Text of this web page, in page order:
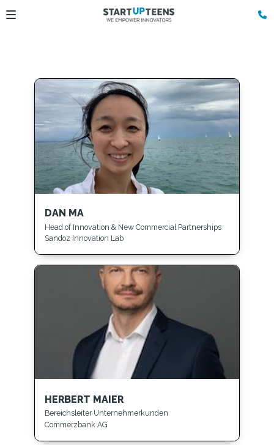
DAN MA
Head of Innovation & New Commercial Partnerships
Sandoz Innovation Lab
HERBERT MAIER
Bereichsleiter Unternehmerkunden
Commerzbank AG